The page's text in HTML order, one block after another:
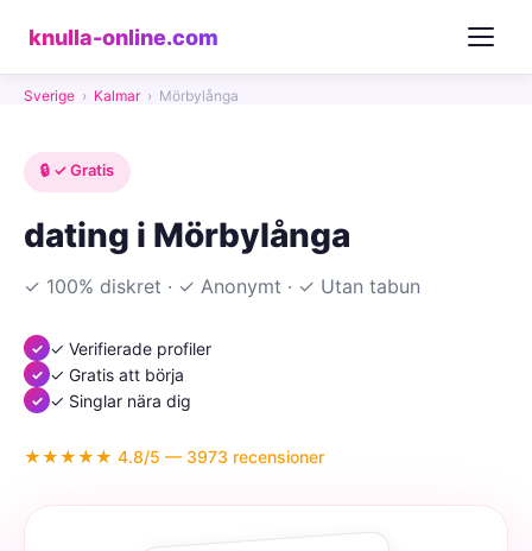
knulla-online.com
Sverige › Kalmar › Mörbylånga
🔒 ✓ Gratis
dating i Mörbylånga
✓ 100% diskret · ✓ Anonymt · ✓ Utan tabun
✓ Verifierade profiler
✓ Gratis att börja
✓ Singlar nära dig
★★★★★ 4.8/5 — 3973 recensioner